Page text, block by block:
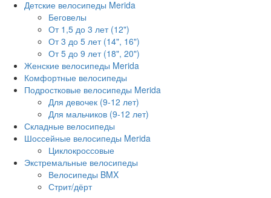
Детские велосипеды Merida
Беговелы
От 1,5 до 3 лет (12")
От 3 до 5 лет (14", 16")
От 5 до 9 лет (18", 20")
Женские велосипеды Merida
Комфортные велосипеды
Подростковые велосипеды Merida
Для девочек (9-12 лет)
Для мальчиков (9-12 лет)
Складные велосипеды
Шоссейные велосипеды Merida
Циклокроссовые
Экстремальные велосипеды
Велосипеды BMX
Стрит/дёрт